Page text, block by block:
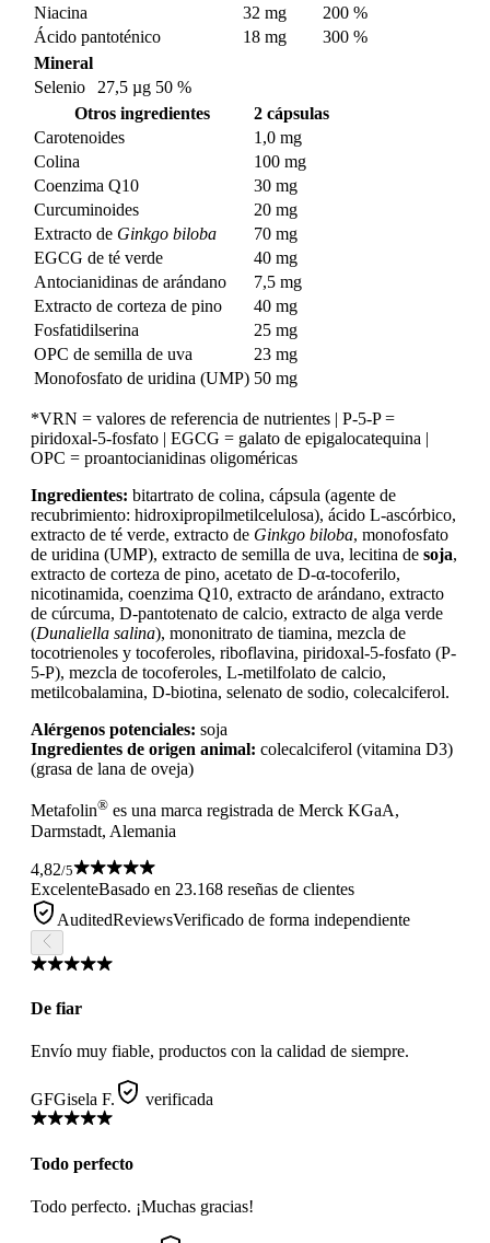
Niacina
32 mg
200 %
Ácido pantoténico
18 mg
300 %
Mineral
Selenio
27,5 µg 50 %
Otros ingredientes
2 cápsulas
Carotenoides
1,0 mg
Colina
100 mg
Coenzima Q10
30 mg
Curcuminoides
20 mg
Extracto de Ginkgo biloba
70 mg
EGCG de té verde
40 mg
Antocianidinas de arándano
7,5 mg
Extracto de corteza de pino
40 mg
Fosfatidilserina
25 mg
OPC de semilla de uva
23 mg
Monofosfato de uridina (UMP) 50 mg
*VRN = valores de referencia de nutrientes | P-5-P =
piridoxal-5-fosfato | EGCG = galato de epigalocatequina |
OPC = proantocianidinas oligoméricas
Ingredientes: bitartrato de colina, cápsula (agente de
recubrimiento: hidroxipropilmetilcelulosa), ácido L-ascórbico,
extracto de té verde, extracto de Ginkgo biloba, monofosfato
de uridina (UMP), extracto de semilla de uva, lecitina de soja,
extracto de corteza de pino, acetato de D-α-tocoferilo,
nicotinamida, coenzima Q10, extracto de arándano, extracto
de cúrcuma, D-pantotenato de calcio, extracto de alga verde
(Dunaliella salina), mononitrato de tiamina, mezcla de
tocotrienoles y tocoferoles, riboflavina, piridoxal-5-fosfato (P-
5-P), mezcla de tocoferoles, L-metilfolato de calcio,
metilcobalamina, D-biotina, selenato de sodio, colecalciferol.
Alérgenos potenciales: soja
Ingredientes de origen animal: colecalciferol (vitamina D3)
(grasa de lana de oveja)
Metafolin® es una marca registrada de Merck KGaA,
Darmstadt, Alemania
4,82/5
ExcelenteBasado en 23.168 reseñas de clientes
AuditedReviewsVerificado de forma independiente
De fiar
Envío muy fiable, productos con la calidad de siempre.
GFGisela F. verificada
Todo perfecto
Todo perfecto. ¡Muchas gracias!